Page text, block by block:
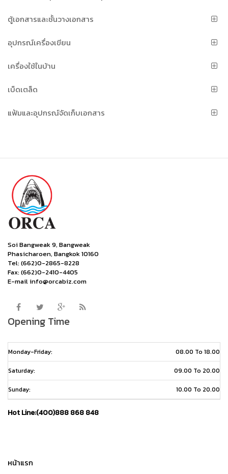
ตู้เอกสารและชั้นวางเอกสาร
อุปกรณ์เครื่องเขียน
เครื่องใช้ในบ้าน
เบ็ดเตล็ด
แฟ้มและอุปกรณ์จัดเก็บเอกสาร
Soi Bangweak 9, Bangweak
Phasicharoen, Bangkok 10160
Tel: (662)0-2865-8228
Fax: (662)0-2410-4405
E-mail info@orcabiz.com
Opening Time
Monday-Friday: 08.00 To 18.00
Saturday: 09.00 To 20.00
Sunday: 10.00 To 20.00
Hot Line:(400)888 868 848
หน้าแรก